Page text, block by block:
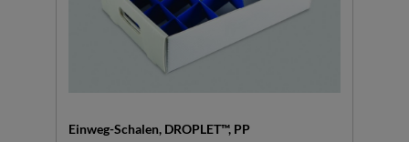
Einweg-Schalen, DROPLET™, PP